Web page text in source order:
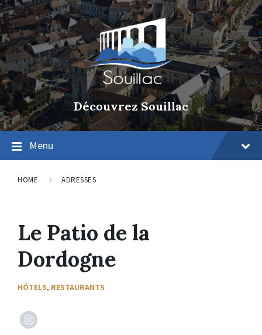
Découvrez Souillac
Menu
HOME ADRESSES
Le Patio de la
Dordogne
HÔTELS, RESTAURANTS
https://www.instagram.com/hotel_le_patio/?